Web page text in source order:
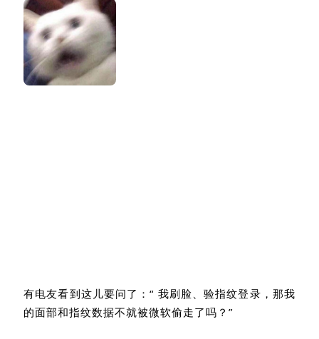
有电友看到这儿要问了：“ 我刷脸、验指纹登录，那我
的面部和指纹数据不就被微软偷走了吗？ ”